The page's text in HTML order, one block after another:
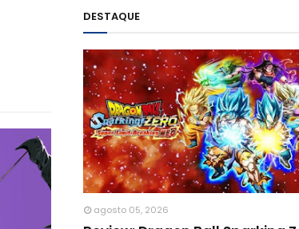
DESTAQUE
agosto 05, 2026